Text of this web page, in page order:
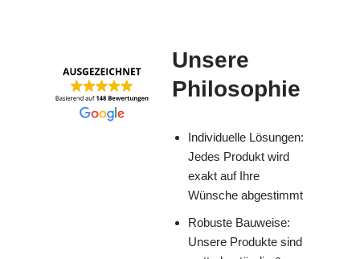
Unsere
Philosophie
Individuelle Lösungen:
Jedes Produkt wird
exakt auf Ihre
Wünsche abgestimmt
Robuste Bauweise:
Unsere Produkte sind